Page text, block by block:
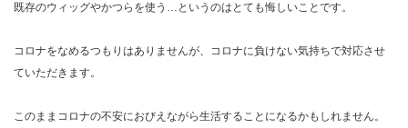
既存のウィッグやかつらを使う…というのはとても悔しいことです。
コロナをなめるつもりはありませんが、コロナに負けない気持ちで対応させ
ていただきます。
このままコロナの不安におびえながら生活することになるかもしれません。